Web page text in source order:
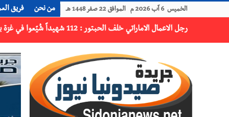
الخميس 6 آب 2026 م الموافق 22 صفر 1448 هـ من نحن فريق